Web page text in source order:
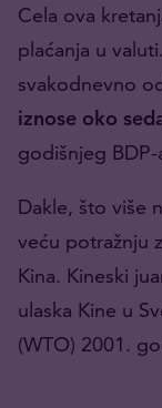
Cela ova
plaćanja u
svakodnevno
iznose oko
godišnjeg
Dakle, što više
veću potražnju
Kina. Kineski
ulaska Kine u
(WTO) 2001.